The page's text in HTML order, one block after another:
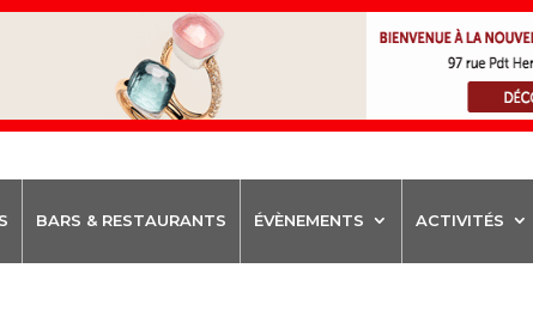
BARS & RESTAURANTS ÉVÈNEMENTS ACTIVITÉS